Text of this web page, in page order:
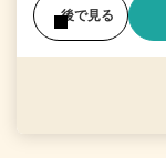
後で見る